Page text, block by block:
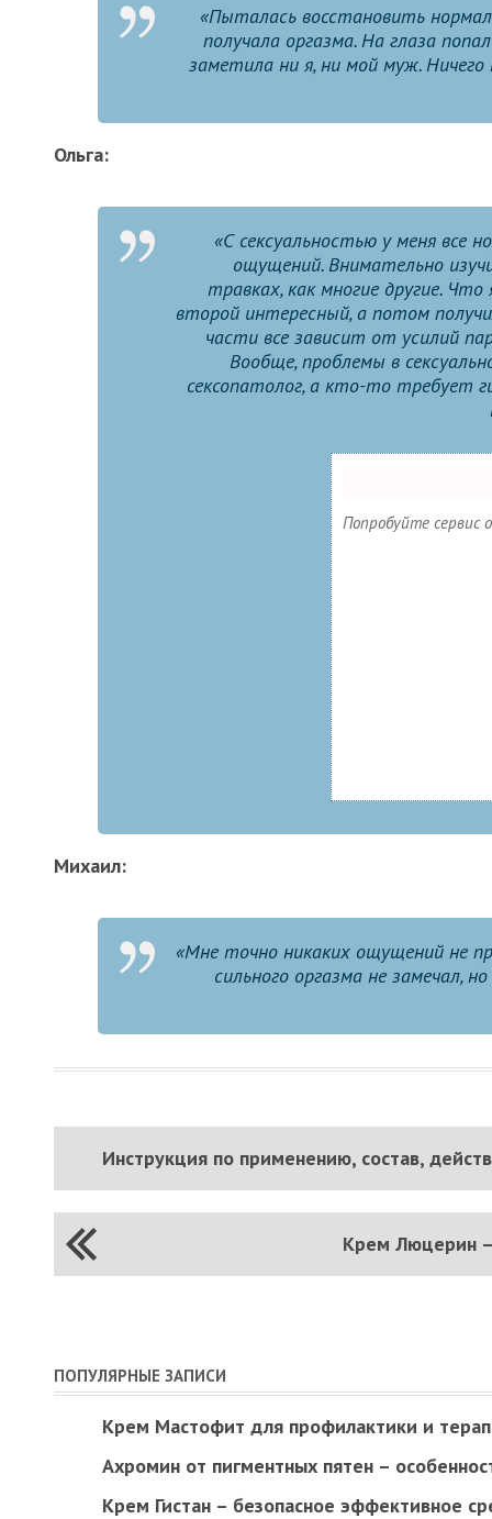
«Пыталась восстановить
получала оргазма. На глаза
заметила ни я, ни мой муж. Ничего
Ольга:
«С сексуальностью у меня все
ощущений. Внимательно
травках, как многие другие.
второй интересный, а потом
части все зависит от усилий
Вообще, проблемы в
сексопатолог, а кто-то требует
Попробуйте сервис
Михаил:
«Мне точно никаких ощущений не
сильного оргазма не замечал,
Инструкция по применению, состав,
Крем Люцерин
ПОПУЛЯРНЫЕ ЗАПИСИ
Крем Мастофит для профилактики и
Ахромин от пигментных пятен –
Крем Гистан – безопасное эффективное